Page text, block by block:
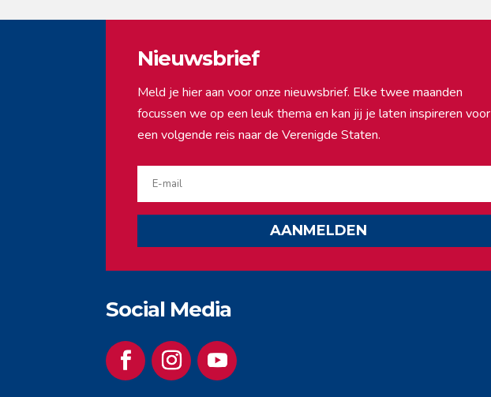
Nieuwsbrief
Meld je hier aan voor onze nieuwsbrief. Elke twee maanden
focussen we op een leuk thema en kan jij je laten inspireren voor
een volgende reis naar de Verenigde Staten.
AANMELDEN
Social Media